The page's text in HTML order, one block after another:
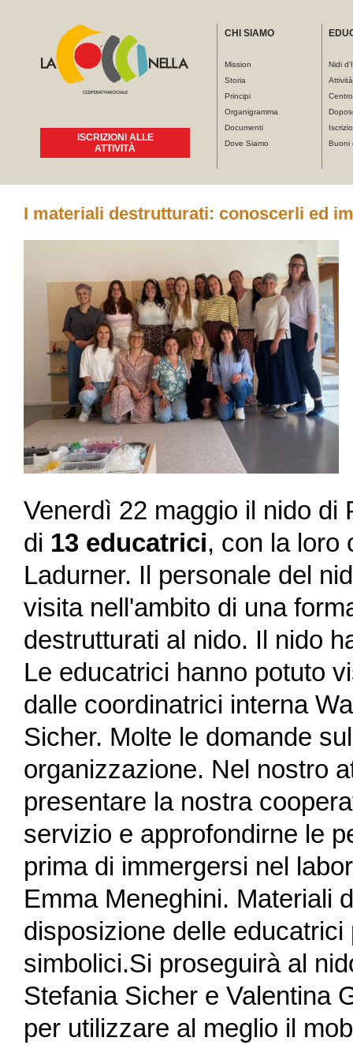
ISCRIZIONI ALLE
ATTIVITÀ
CHI SIAMO
Mission
Storia
Principi
Organigramma
Documenti
Dove Siamo
Nidi
Buoni
Tu sei qui
I materiali destrutturati: conoscerli ed
Venerdì 22 maggio il nido di
di 13 educatrici, con la loro
Ladurner. Il personale del
visita nell'ambito di una
destrutturati al nido. Il nido
Le educatrici hanno potuto
dalle coordinatrici interna
Sicher. Molte le domande
organizzazione. Nel nostro
presentare la nostra
servizio e approfondirne le
prima di immergersi nel
Emma Meneghini. Materiali
disposizione delle
simbolici.Si proseguirà al
Stefania Sicher e Valentina
per utilizzare al meglio il